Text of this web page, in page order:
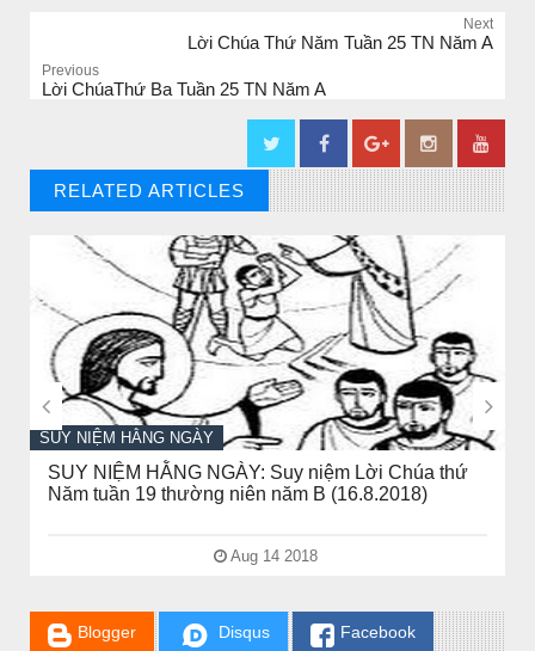
Next
Lời Chúa Thứ Năm Tuần 25 TN Năm A
Previous
Lời ChúaThứ Ba Tuần 25 TN Năm A
RELATED ARTICLES
// THAT'S WHAT YOU MIGHT BE LOOKING FOR
SUY NIỆM HẰNG NGÀY
SUY NIỆM HẰNG NGÀY: Suy niệm Lời Chúa thứ
Năm tuần 19 thường niên năm B (16.8.2018)
Aug 14 2018
 
Blogger Disqus Facebook
CHUYỆN Ý NGHĨA
NGƯỜI GIÀU THỰC SỰ